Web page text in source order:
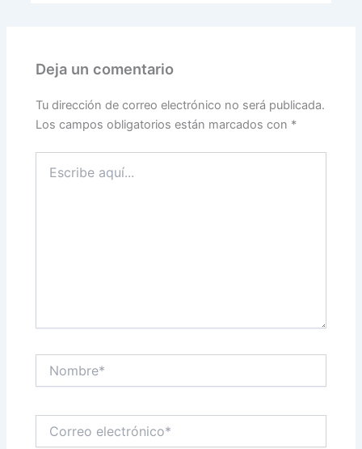
Deja un comentario
Tu dirección de correo electrónico no será publicada.
Los campos obligatorios están marcados con *
aquí...
electrónico*